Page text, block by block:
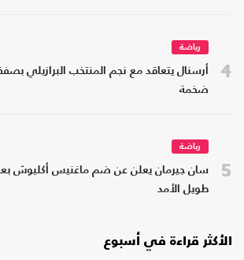
4
رياضة
أرسنال يتعاقد مع نجم المنتخب البرازيلي
ضخمة
5
رياضة
سان جيرمان يعلن عن ضم ماغنيس أكليوش
طويل الأمد
الأكثر قراءة في أسبوع